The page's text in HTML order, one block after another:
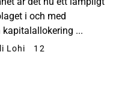
i och med
...
Lohi 12